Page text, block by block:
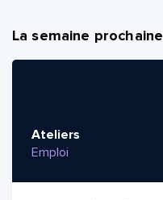
La semaine prochaine
Ateliers
Emploi